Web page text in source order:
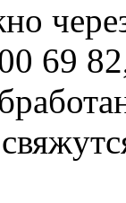
69